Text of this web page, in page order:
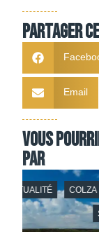
Partager
Email
Vous
par